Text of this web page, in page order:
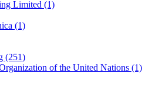
Limited (1)
(1)
(251)
of the United Nations (1)